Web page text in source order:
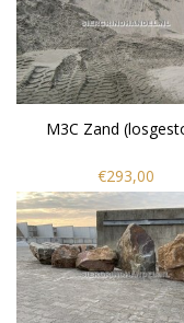
M3C Zand
€293,00